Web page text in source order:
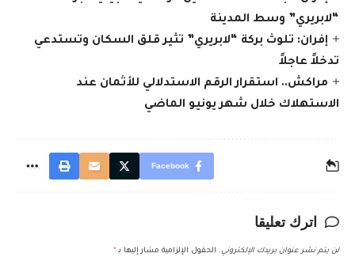
“لابريري” وسط المدينة
إفران: تلوث بركة “لابريري” تثير قلق السكان وتستدعي
تدخلاً عاجلاً
مراكش.. استقرار الرقم الاستدلالي للأثمان عند
الاستهلاك خلال شهر يونيو الماضي
Facebook
اترك تعليقا
لن يتم نشر عنوان بريدك الإلكتروني. الحقول الإلزامية مشار إليها بـ *